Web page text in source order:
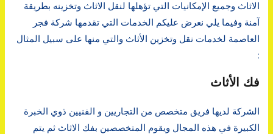
الاثاث وجميع الإمكانيات التي تؤهلها لنقل الاثاث وتخزينه بطريقة
آمنة وفيما يلي نعرض عليكم الخدمات التي تقدمها شركة فجر
العاصمة لخدمات نقل وتخزين الأثاث والتي منها على سبيل المثال
:
فك الأثاث
الشركة لديها فريق متخصص من التجاريين و الفنيين ذوي الخبرة
الكبيرة في هذه المجال ويقوم المتخصصين بفك الاثاث ثم يتم